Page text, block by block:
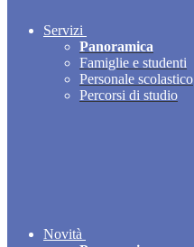
Servizi
Panoramica
Famiglie e studenti
Personale scolastico
Percorsi di studio
Novità